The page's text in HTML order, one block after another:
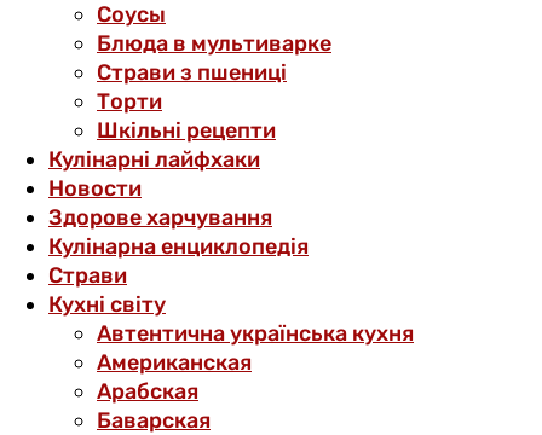
Соусы
Блюда в мультиварке
Страви з пшениці
Торти
Шкільні рецепти
Кулінарні лайфхаки
Новости
Здорове харчування
Кулінарна енциклопедія
Страви
Кухні світу
Автентична українська кухня
Американская
Арабская
Баварская